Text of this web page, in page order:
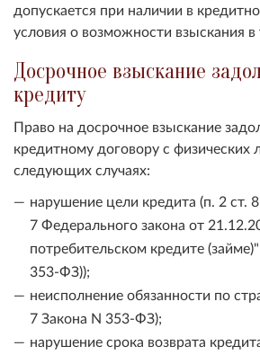
допускается при наличии в
условия о возможности взыскания в
Досрочное взыскание
кредиту
Право на досрочное взыскание
кредитному договору с физических
следующих случаях:
нарушение цели кредита (п. 2 ст.
7 Федерального закона от
потребительском кредите
353-ФЗ));
неисполнение обязанности по
7 Закона N 353-ФЗ);
нарушение срока возврата